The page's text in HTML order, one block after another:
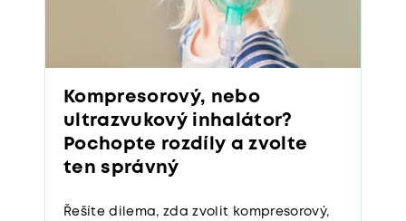
Kompresorový, nebo
ultrazvukový inhalátor?
Pochopte rozdíly a zvolte
ten správný
Řešíte dilema, zda zvolit kompresorový,